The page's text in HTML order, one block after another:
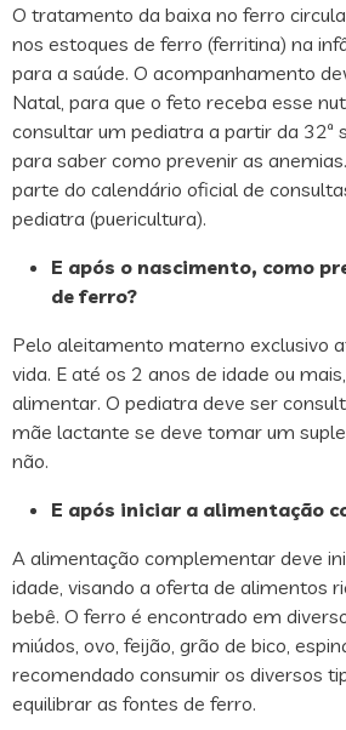
O tratamento da baixa no ferro
nos estoques de ferro (ferritina) na
para a saúde. O acompanhamento
Natal, para que o feto receba esse
consultar um pediatra a partir da 32ª
para saber como prevenir as
parte do calendário oficial de
pediatra (puericultura).
E após o nascimento, como
de ferro?
Pelo aleitamento materno exclusivo
vida. E até os 2 anos de idade ou
alimentar. O pediatra deve ser
mãe lactante se deve tomar um
não.
E após iniciar a alimentação
A alimentação complementar deve
idade, visando a oferta de alimentos
bebê. O ferro é encontrado em
miúdos, ovo, feijão, grão de bico,
recomendado consumir os diversos
equilibrar as fontes de ferro.